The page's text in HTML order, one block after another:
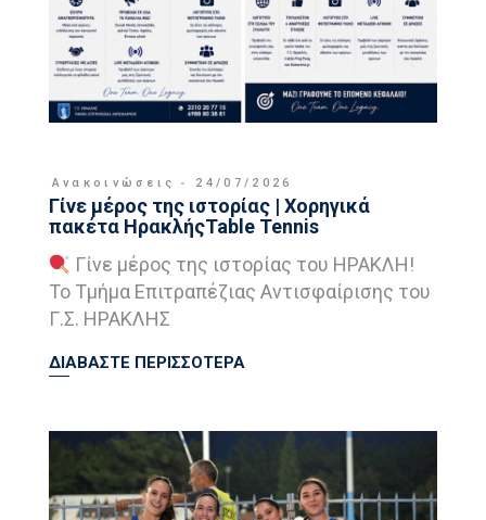
Ανακοινώσεις 24/07/2026
Γίνε μέρος της ιστορίας | Χορηγικά
πακέτα ΗρακλήςTable Tennis
Γίνε μέρος της ιστορίας του ΗΡΑΚΛΗ!
Το Τμήμα Επιτραπέζιας Αντισφαίρισης του
Γ.Σ. ΗΡΑΚΛΗΣ
ΔΙΑΒΑΣΤΕ ΠΕΡΙΣΣΟΤΕΡΑ